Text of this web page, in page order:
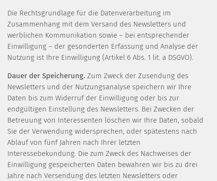
Die Rechtsgrundlage für die Datenverarbeitung im
Zusammenhang mit dem Versand des Newsletters und
werblichen Kommunikation sowie – bei entsprechender
Einwilligung – der gesonderten Erfassung und Analyse der
Nutzung ist Ihre Einwilligung (Artikel 6 Abs. 1 lit. a DSGVO).
Dauer der Speicherung. Zum Zweck der Zusendung des
Newsletters und der Nutzungsanalyse speichern wir Ihre
Daten bis zum Widerruf der Einwilligung oder bis zur
endgültigen Einstellung des Newsletters. Bei Zwecken der
Betreuung von Interessenten löschen wir Ihre Daten, sobald
Sie der Verwendung widersprechen, oder spätestens nach
Ablauf von fünf Jahren nach Ihrer letzten
Interessebekundung. Die zum Zweck des Nachweises der
Einwilligung gespeicherten Daten bewahren wir bis zu drei
Jahre nach Versendung des letzten Newsletters oder